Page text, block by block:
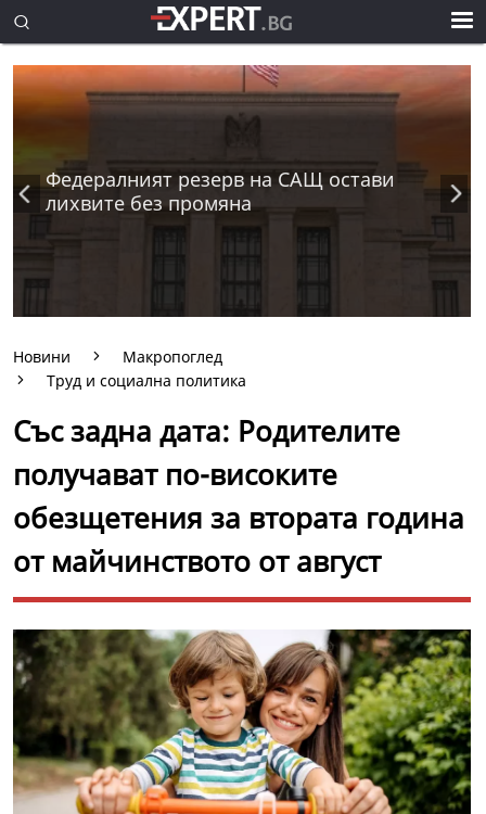
Федералният резерв на САЩ остави
лихвите без промяна
Новини
Макропоглед
Труд и социална политика
Със задна дата: Родителите
получават по-високите
обезщетения за втората година
от майчинството от август